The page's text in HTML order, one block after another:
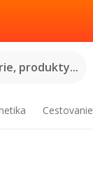
produkty...
Cestovanie